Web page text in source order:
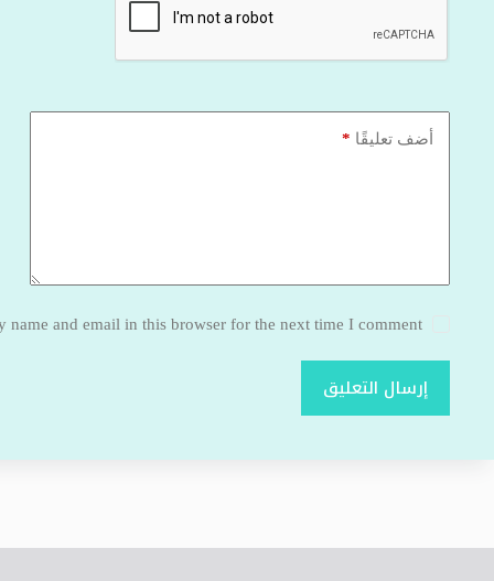
أضف تعليقًا *
name and email in this browser for the next time I comment.
إرسال التعليق